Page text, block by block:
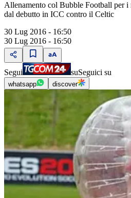
Allenamento col Bubble Football per i
dal debutto in ICC contro il Celtic
30 Lug 2016 - 16:50
30 Lug 2016 - 16:50
Segui suSeguici su
whatsapp discover